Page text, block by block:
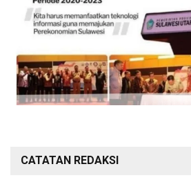
CATATAN REDAKSI